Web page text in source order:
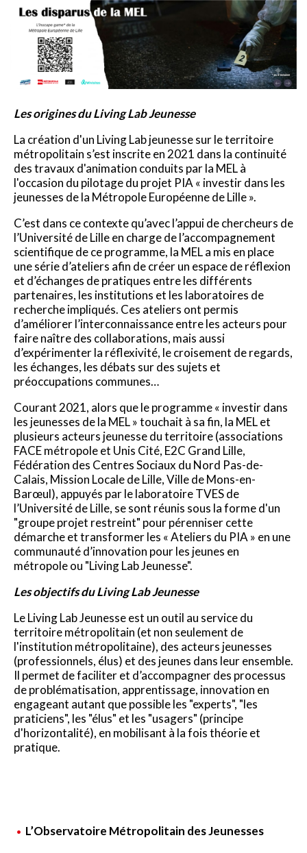
Les origines du Living Lab Jeunesse
La création d'un Living Lab jeunesse sur le territoire
métropolitain s’est inscrite en 2021 dans la continuité
des travaux d'animation conduits par la MEL à
l'occasion du pilotage du projet PIA « investir dans les
jeunesses de la Métropole Européenne de Lille ».
C’est dans ce contexte qu’avec l’appui de chercheurs de
l’Université de Lille en charge de l’accompagnement
scientifique de ce programme, la MEL a mis en place
une série d’ateliers afin de créer un espace de réflexion
et d’échanges de pratiques entre les différents
partenaires, les institutions et les laboratoires de
recherche impliqués. Ces ateliers ont permis
d’améliorer l’interconnaissance entre les acteurs pour
faire naître des collaborations, mais aussi
d’expérimenter la réflexivité, le croisement de regards,
les échanges, les débats sur des sujets et
préoccupations communes…
Courant 2021, alors que le programme « investir dans
les jeunesses de la MEL » touchait à sa fin, la MEL et
plusieurs acteurs jeunesse du territoire (associations
FACE métropole et Unis Cité, E2C Grand Lille,
Fédération des Centres Sociaux du Nord Pas-de-
Calais, Mission Locale de Lille, Ville de Mons-en-
Barœul), appuyés par le laboratoire TVES de
l’Université de Lille, se sont réunis sous la forme d'un
"groupe projet restreint" pour pérenniser cette
démarche et transformer les « Ateliers du PIA » en une
communauté d’innovation pour les jeunes en
métropole ou "Living Lab Jeunesse".
Les objectifs du Living Lab Jeunesse
Le Living Lab Jeunesse est un outil au service du
territoire métropolitain (et non seulement de
l'institution métropolitaine), des acteurs jeunesses
(professionnels, élus) et des jeunes dans leur ensemble.
Il permet de faciliter et d’accompagner des processus
de problématisation, apprentissage, innovation en
engageant autant que possible les "experts", "les
praticiens", les "élus" et les "usagers" (principe
d'horizontalité), en mobilisant à la fois théorie et
pratique.
L’Observatoire Métropolitain des Jeunesses